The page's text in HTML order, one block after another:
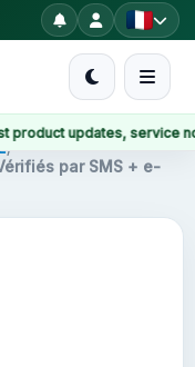
updates, service
/
par SMS + e-